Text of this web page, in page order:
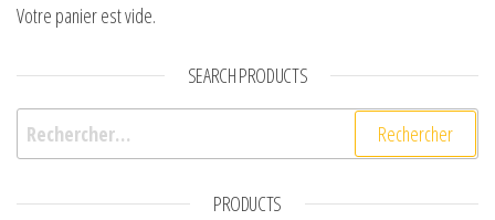
Votre panier est vide.
SEARCH PRODUCTS
Rechercher :
PRODUCTS